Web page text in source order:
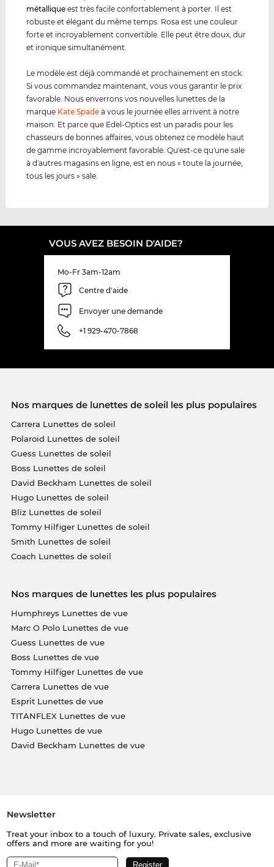
métal lique est très facile confortablement à porter. Il est
robuste et élégant du même temps. Rosa est une couleur
forte et incroyablement convertible. Elle peut être doux, dur
et ironique simultanément.
Le modèle est déjà commandé et prochainement en stock.
Si vous commandez maintenant, vous vous garantir le prix
favorable. Nous enverrons vos nouvelles lunettes de la
marque Kate Spade à vous le journée elles arrivent à notre
maison. Et parce que Edel-Optics est un paradis pour les
chasseurs de bonnes affaires, vous obtenez ce modèle haut
de gamme incroyablement favorable. Qu'est-ce qu'une sale
à d'autres magasins en ligne, est en nous « toute la journée,
tous les jours » sale.
VOUS AVEZ BESOIN D'AIDE?
Mo-Fr 3am-12am
Centre d'aide
Envoyer une demande
+1 929-470-7868
Nos marques de lunettes de soleil les plus populaires
Carrera Lunettes de soleil
Polaroid Lunettes de soleil
Guess Lunettes de soleil
Boss Lunettes de soleil
David Beckham Lunettes de soleil
Hugo Lunettes de soleil
Bliz Lunettes de soleil
Tommy Hilfiger Lunettes de soleil
Smith Lunettes de soleil
Coach Lunettes de soleil
Nos marques de lunettes les plus populaires
Humphreys Lunettes de vue
Marc O Polo Lunettes de vue
Guess Lunettes de vue
Boss Lunettes de vue
Tommy Hilfiger Lunettes de vue
Carrera Lunettes de vue
Esprit Lunettes de vue
TITANFLEX Lunettes de vue
Hugo Lunettes de vue
David Beckham Lunettes de vue
Newsletter
Treat your inbox to a touch of luxury. Private sales, exclusive
offers and more are waiting for you!